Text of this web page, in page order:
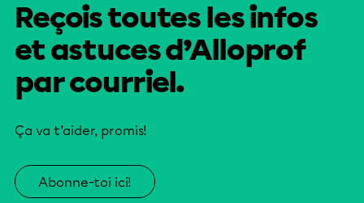
Reçois toutes les infos
et astuces d’Alloprof
par courriel.
Ça va t’aider, promis!
Abonne-toi ici!